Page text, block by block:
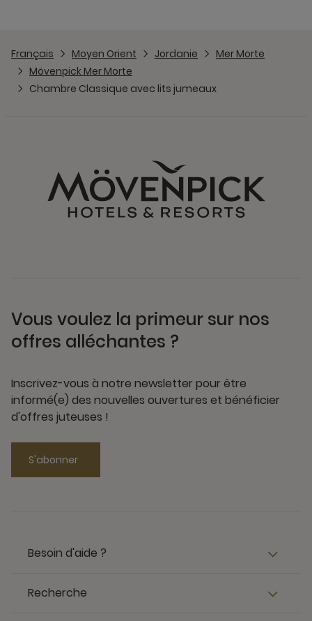
Français Moyen Orient Jordanie
Mer Morte
Mövenpick Mer Morte
Chambre Classique avec lits jumeaux
Vous voulez la primeur sur nos
offres alléchantes ?
Inscrivez-vous à notre newsletter pour être
informé(e) des nouvelles ouvertures et bénéficier
d'offres juteuses !
S'abonner
Besoin d'aide ?
Recherche